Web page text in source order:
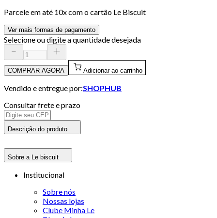
Parcele em até 10x com o cartão Le Biscuit
Ver mais formas de pagamento
Selecione ou digite a quantidade desejada
COMPRAR AGORA Adicionar ao carrinho
Vendido e entregue por:SHOPHUB
Consultar frete e prazo
Descrição do produto
Sobre a Le biscuit
Institucional
Sobre nós
Nossas lojas
Clube Minha Le